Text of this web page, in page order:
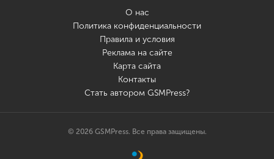
О нас
Политика конфиденциальности
Правила и условия
Реклама на сайте
Карта сайта
Контакты
Стать автором GSMPress?
© 2026 GSMPress. Все права защищены.